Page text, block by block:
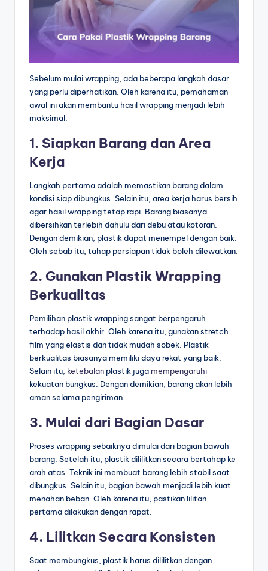
Sebelum mulai wrapping, ada beberapa langkah dasar
yang perlu diperhatikan. Oleh karena itu, pemahaman
awal ini akan membantu hasil wrapping menjadi lebih
maksimal.
1. Siapkan Barang dan Area
Kerja
Langkah pertama adalah memastikan barang dalam
kondisi siap dibungkus. Selain itu, area kerja harus bersih
agar hasil wrapping tetap rapi. Barang biasanya
dibersihkan terlebih dahulu dari debu atau kotoran.
Dengan demikian, plastik dapat menempel dengan baik.
Oleh sebab itu, tahap persiapan tidak boleh dilewatkan.
2. Gunakan Plastik Wrapping
Berkualitas
Pemilihan plastik wrapping sangat berpengaruh
terhadap hasil akhir. Oleh karena itu, gunakan stretch
film yang elastis dan tidak mudah sobek. Plastik
berkualitas biasanya memiliki daya rekat yang baik.
Selain itu, ketebalan plastik juga mempengaruhi
kekuatan bungkus. Dengan demikian, barang akan lebih
aman selama pengiriman.
3. Mulai dari Bagian Dasar
Proses wrapping sebaiknya dimulai dari bagian bawah
barang. Setelah itu, plastik dililitkan secara bertahap ke
arah atas. Teknik ini membuat barang lebih stabil saat
dibungkus. Selain itu, bagian bawah menjadi lebih kuat
menahan beban. Oleh karena itu, pastikan lilitan
pertama dilakukan dengan rapat.
4. Lilitkan Secara Konsisten
Saat membungkus, plastik harus dililitkan dengan